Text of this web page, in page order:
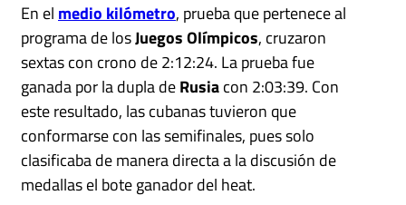
En el medio kilómetro, prueba que pertenece al
programa de losJuegos Olímpicos, cruzaron
sextas con crono de 2:12:24. La prueba fue
ganada por la dupla deRusiacon 2:03:39. Con
este resultado, las cubanas tuvieron que
conformarse con las semifinales, pues solo
clasificaba de manera directa a la discusión de
medallas el bote ganador del heat.